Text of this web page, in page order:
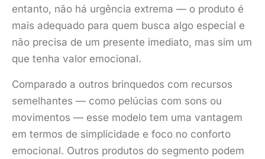
entanto, não há urgência extrema — o produto é
mais adequado para quem busca algo especial e
não precisa de um presente imediato, mas sim um
que tenha valor emocional.
Comparado a outros brinquedos com recursos
semelhantes — como pelúcias com sons ou
movimentos — esse modelo tem uma vantagem
em termos de simplicidade e foco no conforto
emocional. Outros produtos do segmento podem